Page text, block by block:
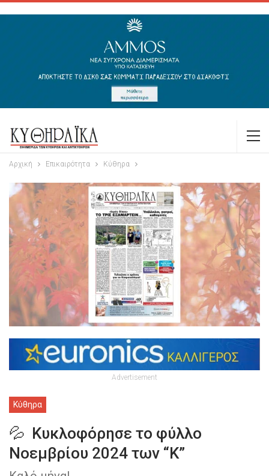
Αρχική Επικαιρότητα Κύθηρα
Advertisement
Κύθηρα
💦 Κυκλοφόρησε το φύλλο
Νοεμβρίου 2024 των “Κ”